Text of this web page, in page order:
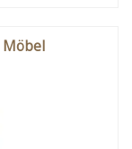
Möbel